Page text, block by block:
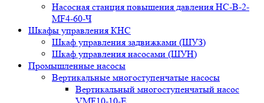
Насосная станция повышения давления НС-В-2-
MF4-60-Ч
Шкафы управления КНС
Шкаф управления задвижками (ШУЗ)
Шкаф управления насосами (ШУН)
Промышленные насосы
Вертикальные многоступенчатые насосы
Вертикальный многоступенчатый насос